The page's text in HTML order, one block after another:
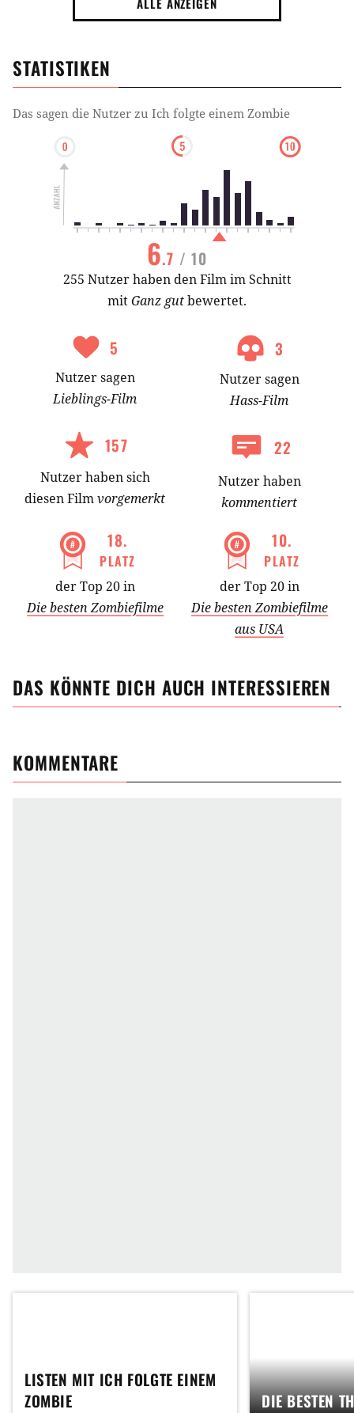
STATISTIKEN
Das sagen die Nutzer zu Ich folgte einem Zombie
6.7 / 10
255 Nutzer haben den Film im Schnitt
mitGanz gutbewertet.
5
Nutzersagen
Lieblings-Film
3
Nutzersagen
Hass-Film
157
Nutzerhabensich
diesen Filmvorgemerkt
22
Nutzer haben
kommentiert
18.
PLATZ
der Top 20 in
Die besten Zombiefilme
10.
PLATZ
der Top 20 in
Die besten Zombiefilme
aus USA
DAS KÖNNTE DICH AUCH INTERESSIEREN
KOMMENTARE
LISTEN MIT ICH FOLGTE EINEM
ZOMBIE
DIE BESTEN